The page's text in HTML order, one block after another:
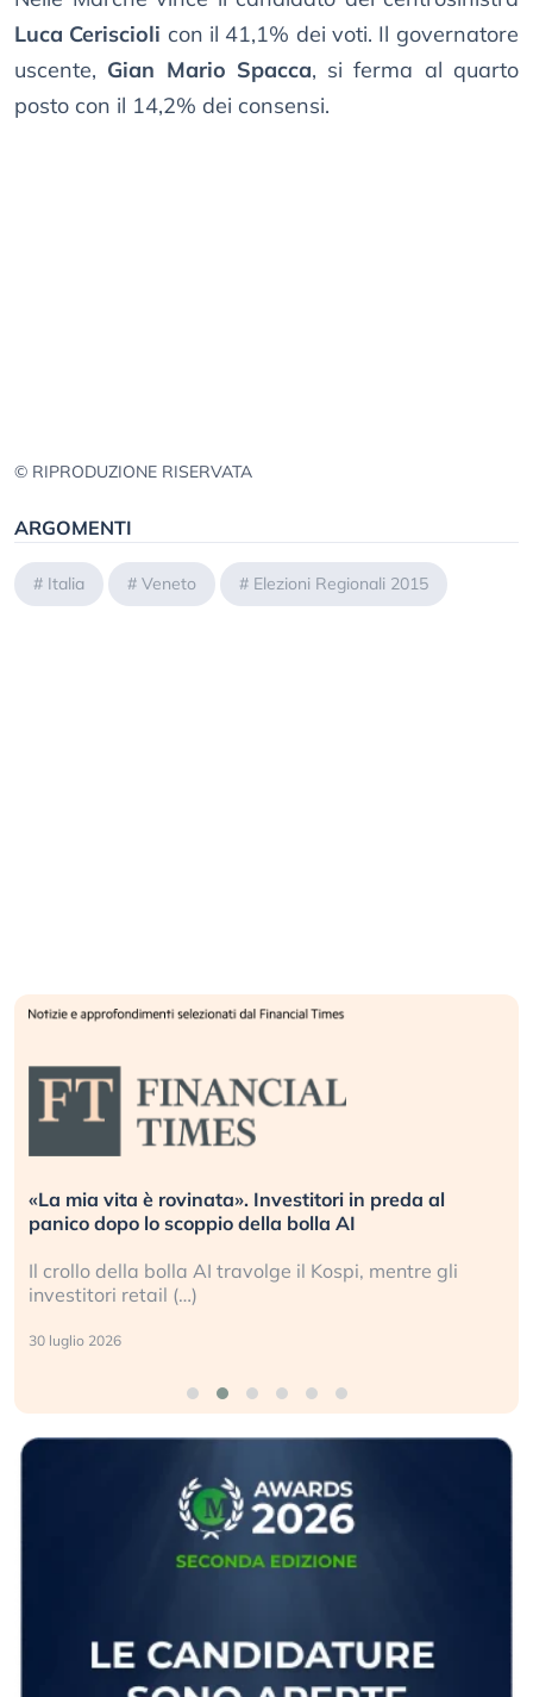
Luca Ceriscioli con il 41,1% dei voti. Il governatore
uscente, Gian Mario Spacca, si ferma al quarto
posto con il 14,2% dei consensi.
© RIPRODUZIONE RISERVATA
ARGOMENTI
# Italia # Veneto # Elezioni Regionali 2015
«La mia vita è rovinata». Investitori in preda al
panico dopo lo scoppio della bolla AI
Il crollo della bolla AI travolge il Kospi, mentre gli
investitori retail (…)
30 luglio 2026